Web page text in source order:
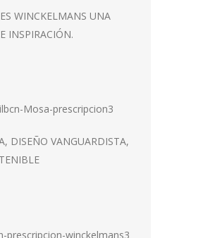
WINCKELMANS UNA
INSPIRACIÓN.
DISEÑO VANGUARDISTA,